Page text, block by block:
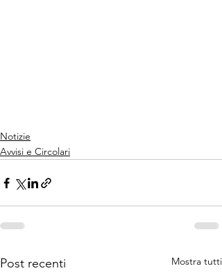
Notizie
Avvisi e Circolari
Post recenti Mostra tutti